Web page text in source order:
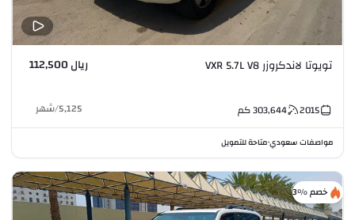
تويوتا لاندكروزر VXR 5.7L V8 ريال 112,500
2015
303,644كم 5,125
/شهر
مواصفات سعودي•متاحة للتمويل
خصم %3